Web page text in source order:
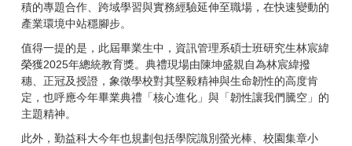
積的專題合作、跨域學習與實務經驗延伸至職場，在快速變動的
產業環境中站穩腳步。
值得一提的是，此屆畢業生中，資訊管理系碩士班研究生林宸緯
榮獲2025年總統教育獎。典禮現場由陳坤盛親自為林宸緯撥
穗、正冠及授證，象徵學校對其堅毅精神與生命韌性的高度肯
定，也呼應今年畢業典禮「核心進化」與「韌性讓我們騰空」的
主題精神。
此外，勤益科大今年也規劃包括學院識別螢光棒、校園集章小